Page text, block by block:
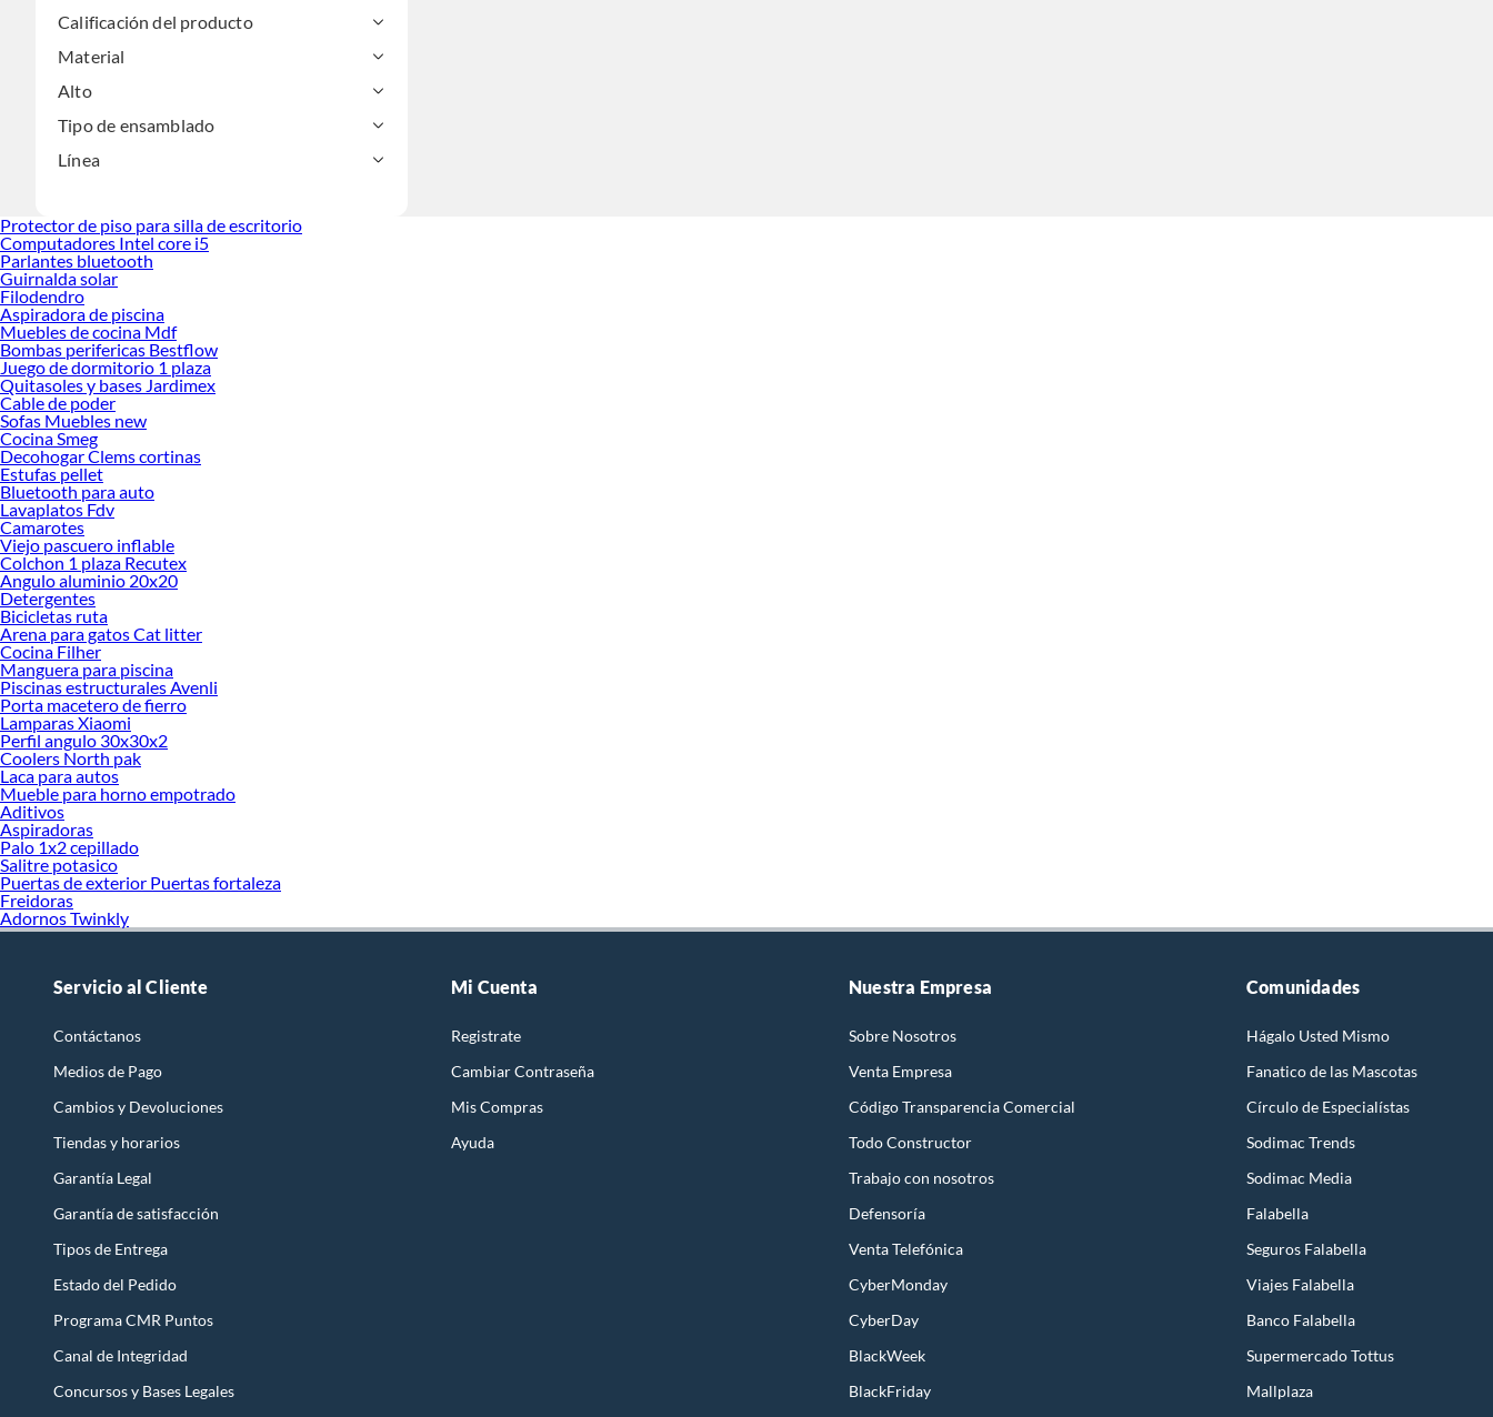
Calificación del producto
Material
Alto
Tipo de ensamblado
Línea
Protector de piso para silla de escritorio
Computadores Intel core i5
Parlantes bluetooth
Guirnalda solar
Filodendro
Aspiradora de piscina
Muebles de cocina Mdf
Bombas perifericas Bestflow
Juego de dormitorio 1 plaza
Quitasoles y bases Jardimex
Cable de poder
Sofas Muebles new
Cocina Smeg
Decohogar Clems cortinas
Estufas pellet
Bluetooth para auto
Lavaplatos Fdv
Camarotes
Viejo pascuero inflable
Colchon 1 plaza Recutex
Angulo aluminio 20x20
Detergentes
Bicicletas ruta
Arena para gatos Cat litter
Cocina Filher
Manguera para piscina
Piscinas estructurales Avenli
Porta macetero de fierro
Lamparas Xiaomi
Perfil angulo 30x30x2
Coolers North pak
Laca para autos
Mueble para horno empotrado
Aditivos
Aspiradoras
Palo 1x2 cepillado
Salitre potasico
Puertas de exterior Puertas fortaleza
Freidoras
Adornos Twinkly
Servicio al Cliente
Contáctanos
Medios de Pago
Cambios y Devoluciones
Tiendas y horarios
Garantía Legal
Garantía de satisfacción
Tipos de Entrega
Estado del Pedido
Programa CMR Puntos
Canal de Integridad
Concursos y Bases Legales
Mi Cuenta
Registrate
Cambiar Contraseña
Mis Compras
Ayuda
Nuestra Empresa
Sobre Nosotros
Venta Empresa
Código Transparencia Comercial
Todo Constructor
Trabajo con nosotros
Defensoría
Venta Telefónica
CyberMonday
CyberDay
BlackWeek
BlackFriday
Comunidades
Hágalo Usted Mismo
Fanatico de las Mascotas
Círculo de Especialístas
Sodimac Trends
Sodimac Media
Falabella
Seguros Falabella
Viajes Falabella
Banco Falabella
Supermercado Tottus
Mallplaza